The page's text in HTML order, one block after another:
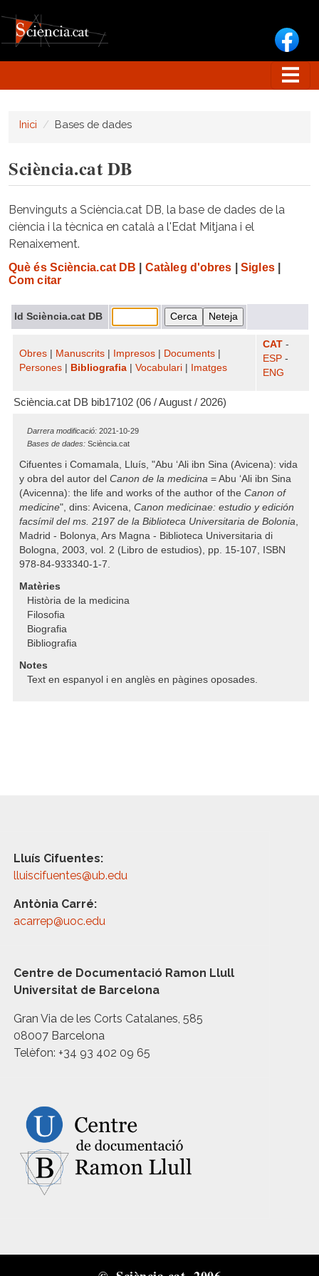
Inici Bases de dades
Sciència.cat DB
Benvinguts a Sciència.cat DB, la base de dades de la
ciència i la tècnica en català a l'Edat Mitjana i el
Renaixement.
Què és Sciència.cat DB Catàleg d'obres Sigles|
Com citar
Id Sciència.cat DB
Obres Manuscrits Impresos Documents
Persones
Bibliografia Vocabulari Imatges
CAT -
ESP -
ENG
Sciència.cat DB bib17102 (06 / August / 2026)
Darrera modificació: 2021-10-29
Bases de dades: Sciència.cat
Cifuentes i Comamala, Lluís, "Abu ‘Ali ibn Sina (Avicena): vida
y obra del autor del Canon de la medicina = Abu ‘Ali ibn Sina
(Avicenna): the life and works of the author of the Canon of
medicine", dins: Avicena, Canon medicinae: estudio y edición
facsímil del ms. 2197 de la Biblioteca Universitaria de Bolonia,
Madrid - Bolonya, Ars Magna - Biblioteca Universitaria di
Bologna, 2003, vol. 2 (Libro de estudios), pp. 15-107, ISBN
978-84-933340-1-7.
Matèries
Història de la medicina
Filosofia
Biografia
Bibliografia
Notes
Text en espanyol i en anglès en pàgines oposades.
Lluís Cifuentes:
lluiscifuentes@ub.edu
Antònia Carré:
acarrep@uoc.edu
Centre de Documentació Ramon Llull
Universitat de Barcelona
Gran Via de les Corts Catalanes, 585
08007 Barcelona
Telèfon: +34 93 402 09 65